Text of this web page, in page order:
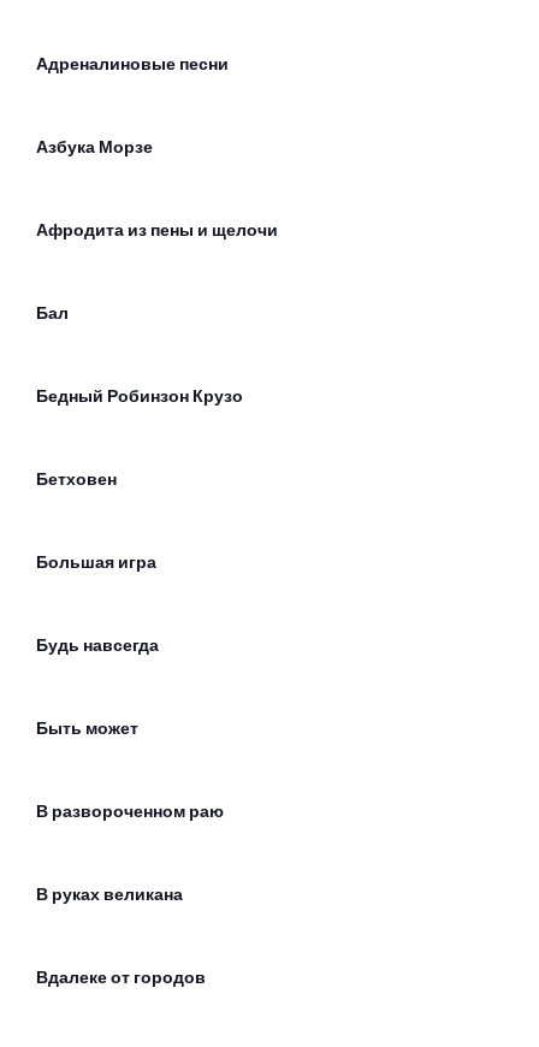
Адреналиновые песни
Азбука Морзе
Афродита из пены и щелочи
Бал
Бедный Робинзон Крузо
Бетховен
Большая игра
Будь навсегда
Быть может
В развороченном раю
В руках великана
Вдалеке от городов